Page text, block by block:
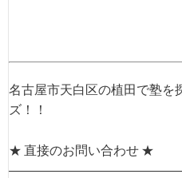
名古屋市天白区の植田で塾を
ズ！！
★ 直接のお問い合わせ ★